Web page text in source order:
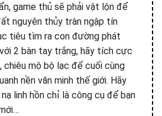
game thủ sẽ phải vật lộn để
nguyên thủy tràn ngập tín
tiêu tìm ra con đường phát
2 bàn tay trắng, hãy tích cực
chiêu mộ bộ lạc để cuối cùng
nền văn minh thế giới. Hãy
linh hồn chỉ là công cụ để bạn